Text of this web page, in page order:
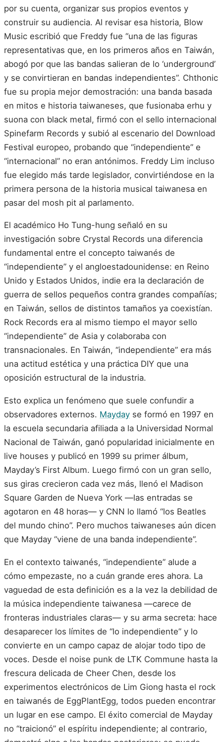
por su cuenta, organizar sus propios eventos y
construir su audiencia. Al revisar esa historia, Blow
Music escribió que Freddy fue “una de las figuras
representativas que, en los primeros años en Taiwán,
abogó por que las bandas salieran de lo ‘underground’
y se convirtieran en bandas independientes”. Chthonic
fue su propia mejor demostración: una banda basada
en mitos e historia taiwaneses, que fusionaba erhu y
suona con black metal, firmó con el sello internacional
Spinefarm Records y subió al escenario del Download
Festival europeo, probando que “independiente” e
“internacional” no eran antónimos. Freddy Lim incluso
fue elegido más tarde legislador, convirtiéndose en la
primera persona de la historia musical taiwanesa en
pasar del mosh pit al parlamento.
El académico Ho Tung-hung señaló en su
investigación sobre Crystal Records una diferencia
fundamental entre el concepto taiwanés de
“independiente” y el angloestadounidense: en Reino
Unido y Estados Unidos, indie era la declaración de
guerra de sellos pequeños contra grandes compañías;
en Taiwán, sellos de distintos tamaños ya coexistían.
Rock Records era al mismo tiempo el mayor sello
“independiente” de Asia y colaboraba con
transnacionales. En Taiwán, “independiente” era más
una actitud estética y una práctica DIY que una
oposición estructural de la industria.
Esto explica un fenómeno que suele confundir a
observadores externos. Mayday se formó en 1997 en
la escuela secundaria afiliada a la Universidad Normal
Nacional de Taiwán, ganó popularidad inicialmente en
live houses y publicó en 1999 su primer álbum,
Mayday’s First Album. Luego firmó con un gran sello,
sus giras crecieron cada vez más, llenó el Madison
Square Garden de Nueva York —las entradas se
agotaron en 48 horas— y CNN lo llamó “los Beatles
del mundo chino”. Pero muchos taiwaneses aún dicen
que Mayday “viene de una banda independiente”.
En el contexto taiwanés, “independiente” alude a
cómo empezaste, no a cuán grande eres ahora. La
vaguedad de esta definición es a la vez la debilidad de
la música independiente taiwanesa —carece de
fronteras industriales claras— y su arma secreta: hace
desaparecer los límites de “lo independiente” y lo
convierte en un campo capaz de alojar todo tipo de
voces. Desde el noise punk de LTK Commune hasta la
frescura delicada de Cheer Chen, desde los
experimentos electrónicos de Lim Giong hasta el rock
en taiwanés de EggPlantEgg, todos pueden encontrar
un lugar en ese campo. El éxito comercial de Mayday
no “traicionó” el espíritu independiente; al contrario,